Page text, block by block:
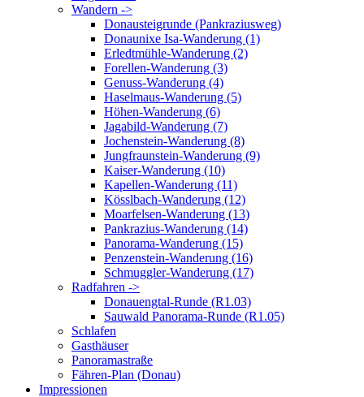
Wandern ->
Donausteigrunde (Pankraziusweg)
Donaunixe Isa-Wanderung (1)
Erledtmühle-Wanderung (2)
Forellen-Wanderung (3)
Genuss-Wanderung (4)
Haselmaus-Wanderung (5)
Höhen-Wanderung (6)
Jagabild-Wanderung (7)
Jochenstein-Wanderung (8)
Jungfraunstein-Wanderung (9)
Kaiser-Wanderung (10)
Kapellen-Wanderung (11)
Kösslbach-Wanderung (12)
Moarfelsen-Wanderung (13)
Pankrazius-Wanderung (14)
Panorama-Wanderung (15)
Penzenstein-Wanderung (16)
Schmuggler-Wanderung (17)
Radfahren ->
Donauengtal-Runde (R1.03)
Sauwald Panorama-Runde (R1.05)
Schlafen
Gasthäuser
Panoramastraße
Fähren-Plan (Donau)
Impressionen